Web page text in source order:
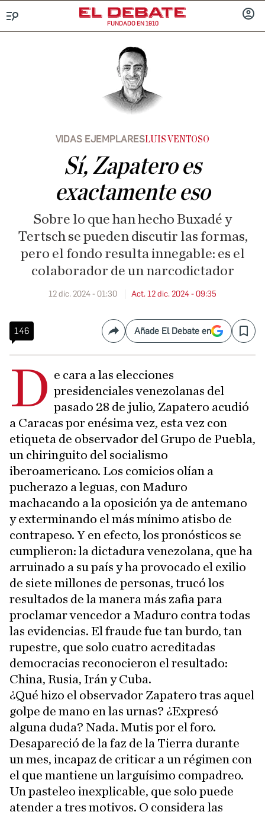
FUNDADO EN 1910
VIDAS EJEMPLARES LUIS VENTOSO
Sí, Zapatero es
exactamente eso
Sobre lo que han hecho Buxadé y
Tertsch se pueden discutir las formas,
pero el fondo resulta innegable: es el
colaborador de un narcodictador
12 dic. 2024 - 01:30 Act. 12 dic. 2024 - 09:35
146 CompartirAñade El Debate en Save
d e cara a las elecciones
presidenciales venezolanas del
pasado 28 de julio, Zapatero acudió
a Caracas por enésima vez, esta vez con
etiqueta de observador del Grupo de Puebla,
un chiringuito del socialismo
iberoamericano. Los comicios olían a
pucherazo a leguas, con Maduro
machacando a la oposición ya de antemano
y exterminando el más mínimo atisbo de
contrapeso. Y en efecto, los pronósticos se
cumplieron: la dictadura venezolana, que ha
arruinado a su país y ha provocado el exilio
de siete millones de personas, trucó los
resultados de la manera más zafia para
proclamar vencedor a Maduro contra todas
las evidencias. El fraude fue tan burdo, tan
rupestre, que solo cuatro acreditadas
democracias reconocieron el resultado:
China, Rusia, Irán y Cuba.
¿Qué hizo el observador Zapatero tras aquel
golpe de mano en las urnas? ¿Expresó
alguna duda? Nada. Mutis por el foro.
Desapareció de la faz de la Tierra durante
un mes, incapaz de criticar a un régimen con
el que mantiene un larguísimo compadreo.
Un pasteleo inexplicable, que solo puede
atender a tres motivos. O considera las